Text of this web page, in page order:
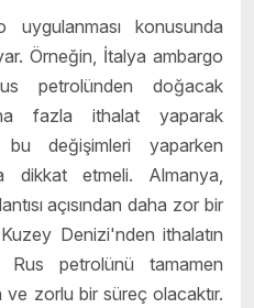
konusunda
Örneğin, İtalya ambargo
petrolünden doğacak
fazla ithalat yaparak
değişimleri yaparken
dikkat etmeli. Almanya,
açısından daha zor bir
Denizi'nden ithalatın
Rus petrolünü tamamen
zorlu bir süreç olacaktır.